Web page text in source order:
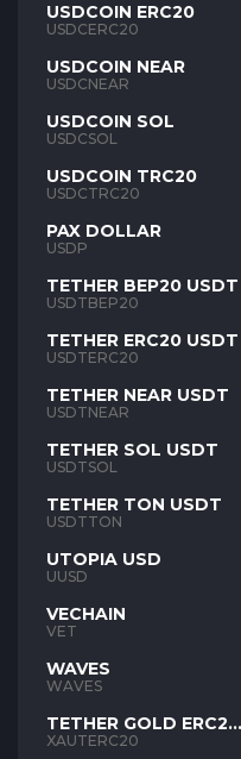
USDCOIN ERC20
USDCERC20
USDCOIN NEAR
USDCNEAR
USDCOIN SOL
USDCSOL
USDCOIN TRC20
USDCTRC20
PAX DOLLAR
USDP
TETHER BEP20 USDT
USDTBEP20
TETHER ERC20 USDT
USDTERC20
TETHER NEAR USDT
USDTNEAR
TETHER SOL USDT
USDTSOL
TETHER TON USDT
USDTTON
UTOPIA USD
UUSD
VECHAIN
VET
WAVES
WAVES
TETHER GOLD ERC20
XAUT
XAUTERC20